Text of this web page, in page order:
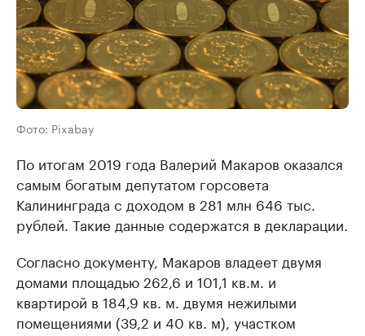
Фото: Pixabay
По итогам 2019 года Валерий Макаров оказался
самым богатым депутатом горсовета
Калининграда с доходом в 281 млн 646 тыс.
рублей. Такие данные содержатся в декларации.
Согласно документу, Макаров владеет двумя
домами площадью 262,6 и 101,1 кв.м. и
квартирой в 184,9 кв. м. двумя нежилыми
помещениями (39,2 и 40 кв. м), участком